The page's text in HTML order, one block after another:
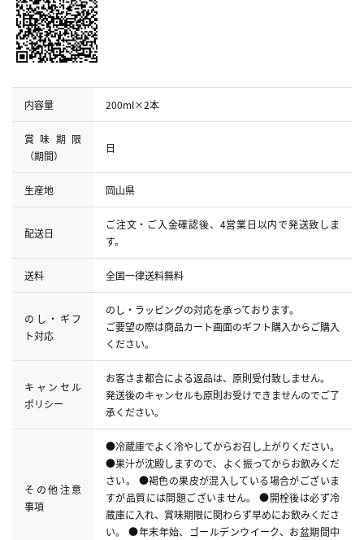
内容量 200ml×2本
賞味期限
（期間）
日
生産地 岡山県
配送日
ご注文・ご入金確認後、4営業日以内で発送致しま
す。
送料 全国一律送料無料
のし・ギフ
ト対応
のし・ラッピングの対応を承っております。
ご要望の際は商品カート画面のギフト購入からご購入
ください。
キャンセル
ポリシー
お客さま都合による返品は、原則受付致しません。
発送後のキャンセルも原則お受けできませんのでご了
承ください。
その他注意
事項
●冷蔵庫でよく冷やしてからお召し上がりください。
●果汁が沈殿しますので、よく振ってからお飲みくだ
さい。 ●褐色の果皮が混入している場合がございま
すが品質には問題ございません。 ●開栓後は必ず冷
蔵庫に入れ、賞味期限に関わらず早めにお飲みくださ
い。 ●年末年始、ゴールデンウイーク、お盆期間中